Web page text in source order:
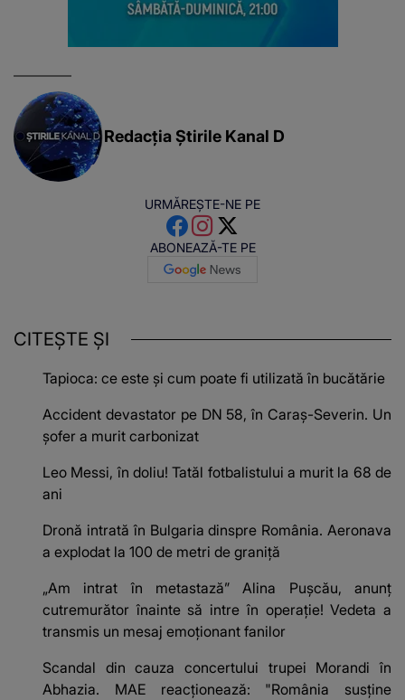
Redacția Știrile Kanal D
URMĂREȘTE-NE PE
ABONEAZĂ-TE PE
CITEȘTE ȘI
Tapioca: ce este și cum poate fi utilizată în bucătărie
Accident devastator pe DN 58, în Caraș-Severin. Un
șofer a murit carbonizat
Leo Messi, în doliu! Tatăl fotbalistului a murit la 68 de
ani
Dronă intrată în Bulgaria dinspre România. Aeronava
a explodat la 100 de metri de graniță
„Am intrat în metastază” Alina Pușcău, anunț
cutremurător înainte să intre în operație! Vedeta a
transmis un mesaj emoționant fanilor
Scandal din cauza concertului trupei Morandi în
Abhazia. MAE reacționează: "România susține